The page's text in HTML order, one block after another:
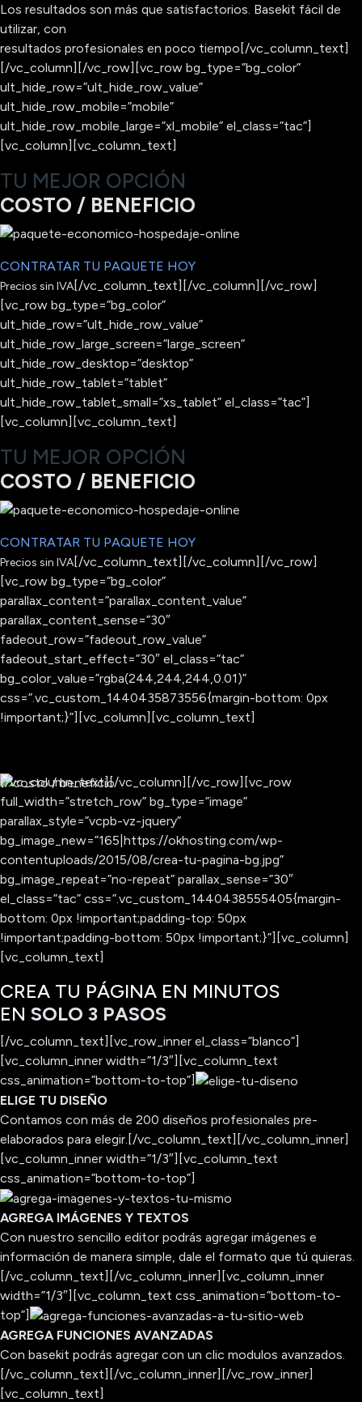
Los resultados son más que satisfactorios. Basekit fácil de
utilizar, con
resultados profesionales en poco tiempo[/vc_column_text]
[/vc_column][/vc_row][vc_row bg_type=”bg_color”
ult_hide_row=”ult_hide_row_value”
ult_hide_row_mobile=”mobile”
ult_hide_row_mobile_large=”xl_mobile” el_class=”tac”]
[vc_column][vc_column_text]
TU MEJOR OPCIÓN
COSTO / BENEFICIO
CONTRATAR TU PAQUETE HOY
Precios sin IVA[/vc_column_text][/vc_column][/vc_row]
[vc_row bg_type=”bg_color”
ult_hide_row=”ult_hide_row_value”
ult_hide_row_large_screen=”large_screen”
ult_hide_row_desktop=”desktop”
ult_hide_row_tablet=”tablet”
ult_hide_row_tablet_small=”xs_tablet” el_class=”tac”]
[vc_column][vc_column_text]
TU MEJOR OPCIÓN
COSTO / BENEFICIO
CONTRATAR TU PAQUETE HOY
Precios sin IVA[/vc_column_text][/vc_column][/vc_row]
[vc_row bg_type=”bg_color”
parallax_content=”parallax_content_value”
parallax_content_sense=”30″
fadeout_row=”fadeout_row_value”
fadeout_start_effect=”30″ el_class=”tac”
bg_color_value=”rgba(244,244,244,0.01)”
css=”.vc_custom_1440435873556{margin-bottom: 0px
!important;}”][vc_column][vc_column_text]
[/vc_column_text][/vc_column][/vc_row][vc_row
full_width=”stretch_row” bg_type=”image”
parallax_style=”vcpb-vz-jquery”
bg_image_new=”165|https://okhosting.com/wp-
contentuploads/2015/08/crea-tu-pagina-bg.jpg”
bg_image_repeat=”no-repeat” parallax_sense=”30″
el_class=”tac” css=”.vc_custom_1440438555405{margin-
bottom: 0px !important;padding-top: 50px
!important;padding-bottom: 50px !important;}”][vc_column]
[vc_column_text]
CREA TU PÁGINA EN MINUTOS
EN SOLO 3 PASOS
[/vc_column_text][vc_row_inner el_class=”blanco”]
[vc_column_inner width=”1/3″][vc_column_text
css_animation=”bottom-to-top”]
ELIGE TU DISEÑO
Contamos con más de 200 diseños profesionales pre-
elaborados para elegir.[/vc_column_text][/vc_column_inner]
[vc_column_inner width=”1/3″][vc_column_text
css_animation=”bottom-to-top”]
AGREGA IMÁGENES Y TEXTOS
Con nuestro sencillo editor podrás agregar imágenes e
información de manera simple, dale el formato que tú quieras.
[/vc_column_text][/vc_column_inner][vc_column_inner
width=”1/3″][vc_column_text css_animation=”bottom-to-
top”]
AGREGA FUNCIONES AVANZADAS
Con basekit podrás agregar con un clic modulos avanzados.
[/vc_column_text][/vc_column_inner][/vc_row_inner]
[vc_column_text]